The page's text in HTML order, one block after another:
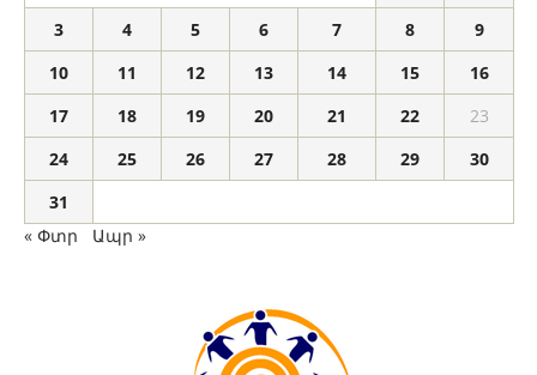
3
4 5 6 7 8
9
10
11 12 13 14 15
16
17
18 19 20 21 22
23
24
25 26 27 28 29
30
31
« Փտր
Ապր »